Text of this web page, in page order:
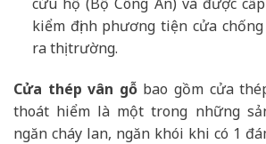
kiểm định phương tiện cửa
ra thị trường.
Cửa thép vân gỗbao gồm cửa
thoát hiểm là một trong những
ngăn cháy lan, ngăn khói khi có 1